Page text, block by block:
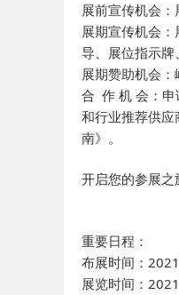
展前宣传机会
展期宣传机会
导、展位指示牌
展期赞助机会
合 作 机 会：申
和行业推荐供
南》。
开启您的参展
重要日程：
布展时间：
展览时间：